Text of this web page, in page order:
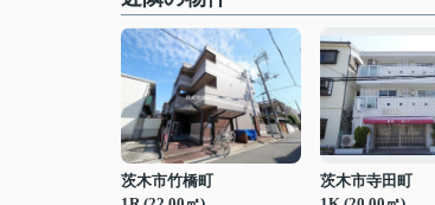
茨木市竹橋町
茨木市寺田町